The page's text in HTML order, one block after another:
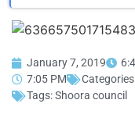
January 7, 2019
7:05 PM
Categories
Tags:Shoora council